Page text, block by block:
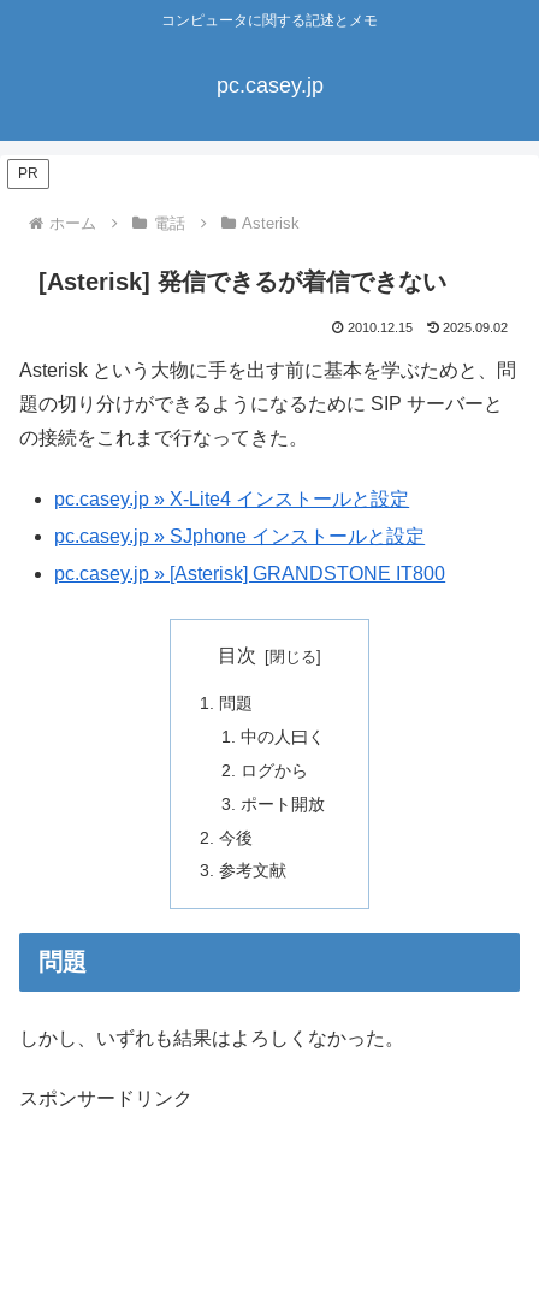
コンピュータに関する記述とメモ
pc.casey.jp
PR
ホーム 電話 Asterisk
[Asterisk] 発信できるが着信できない
2010.12.15 2025.09.02
Asterisk という大物に手を出す前に基本を学ぶためと、問
題の切り分けができるようになるために SIP サーバーと
の接続をこれまで行なってきた。
pc.casey.jp » X-Lite4 インストールと設定
pc.casey.jp » SJphone インストールと設定
pc.casey.jp » [Asterisk] GRANDSTONE IT800
目次
問題
中の人曰く
ログから
ポート開放
今後
参考文献
問題
しかし、いずれも結果はよろしくなかった。
スポンサードリンク